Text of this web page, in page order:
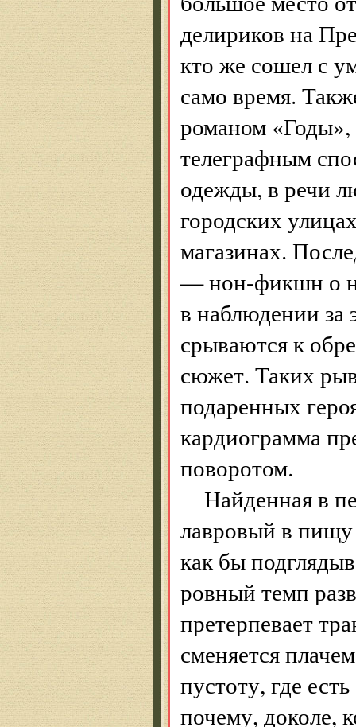
делириков на
кто же сошел с
само время.
романом «Годы»,
телеграфным
одежды, в речи
городских
магазинах.
— нон-фикшн о
в наблюдении за
срываются к
сюжет. Таких
подаренных
кардиограмма
поворотом.
Найденная в
лавровый в пищу
как бы
ровный темп
претерпевает
сменяется
пустоту, где
почему, доколе,